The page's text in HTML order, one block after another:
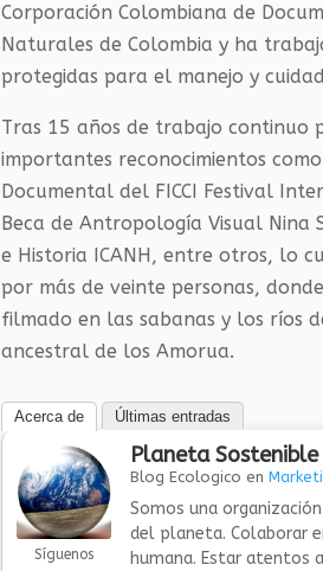
Corporación Colombiana de
Naturales de Colombia y ha
protegidas para el manejo y
Tras 15 años de trabajo continuo
importantes reconocimientos
Documental del FICCI Festival
Beca de Antropología Visual
e Historia ICANH, entre otros, lo
por más de veinte personas,
filmado en las sabanas y los ríos
ancestral de los Amorua.
Acerca de Últimas entradas
Síguenos
Planeta Sostenible
Blog Ecologico en
Somos una
del planeta. Colaborar
humana. Estar atentos